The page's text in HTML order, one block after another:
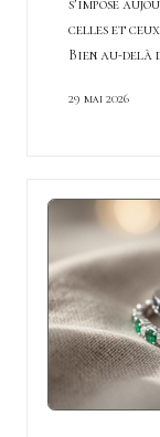
celles et
Bien au-delà
29 mai 2026